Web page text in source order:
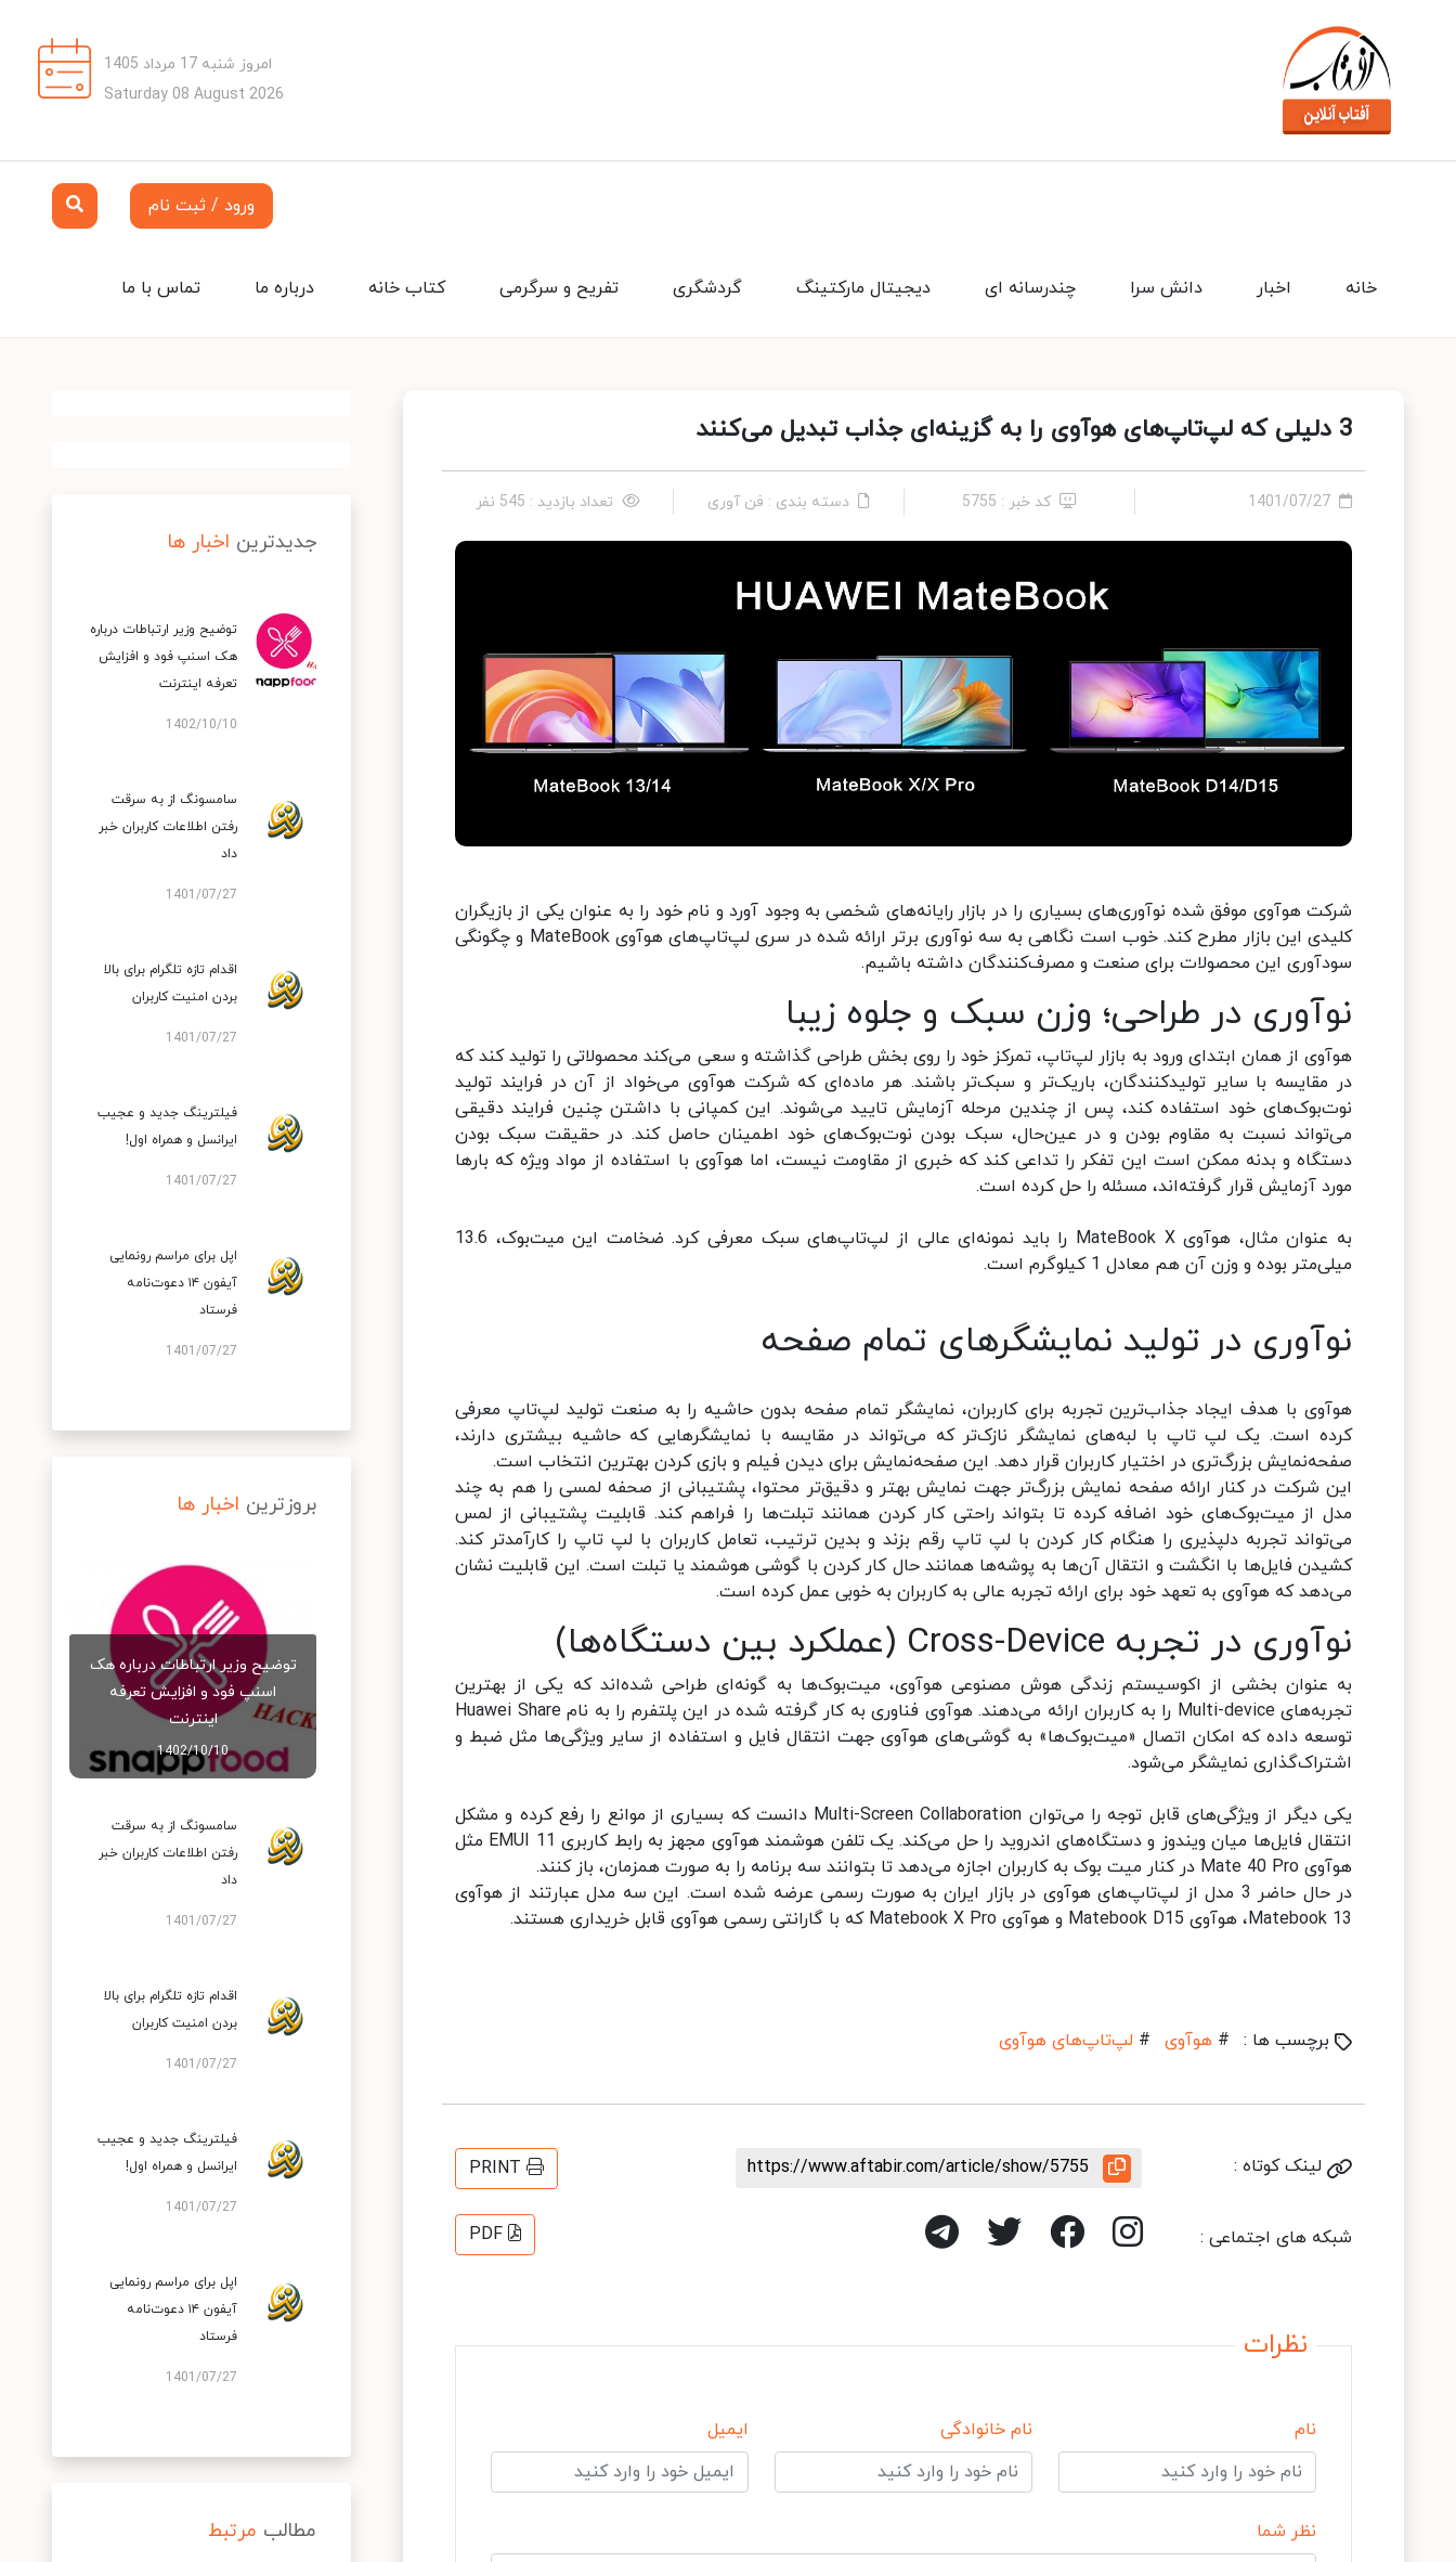
امروز شنبه 17 مرداد 1405
Saturday 08 August 2026
ورود / ثبت نام
تماس با ما درباره ما کتاب خانه تفریح و سرگرمی گردشگری دیجیتال مارکتینگ چندرسانه ای دانش سرا اخبار خانه
3 دلیلی که لپ‌تاپ‌های هوآوی را به گزینه‌ای جذاب تبدیل می‌کنند
1401/07/27 کد خبر : 5755 دسته بندی : فن آوری تعداد بازدید : 545 نفر
شرکت هوآوی موفق شده نوآوری‌های بسیاری را در بازار رایانه‌های شخصی به وجود آورد و نام خود را به عنوان یکی از بازیگران
کلیدی این بازار مطرح کند. خوب است نگاهی به سه نوآوری برتر ارائه شده در سری لپ‌تاپ‌های هوآوی MateBook و چگونگی
سودآوری این محصولات برای صنعت و مصرف‌کنندگان داشته باشیم.
نوآوری در طراحی؛ وزن سبک و جلوه زیبا
هوآوی از همان ابتدای ورود به بازار لپ‌تاپ، تمرکز خود را روی بخش طراحی گذاشته و سعی می‌کند محصولاتی را تولید کند که
در مقایسه با سایر تولیدکنندگان، باریک‌تر و سبک‌تر باشند. هر ماده‌ای که شرکت هوآوی می‌خواد از آن در فرایند تولید
نوت‌بوک‌های خود استفاده کند، پس از چندین مرحله آزمایش تایید می‌شوند. این کمپانی با داشتن چنین فرایند دقیقی
می‌تواند نسبت به مقاوم بودن و در عین‌حال، سبک بودن نوت‌بوک‌های خود اطمینان حاصل کند. در حقیقت سبک بودن
دستگاه و بدنه ممکن است این تفکر را تداعی کند که خبری از مقاومت نیست، اما هوآوی با استفاده از مواد ویژه که بارها
مورد آزمایش قرار گرفته‌اند، مسئله را حل کرده است.
به عنوان مثال، هوآوی MateBook X را باید نمونه‌ای عالی از لپ‌تاپ‌های سبک معرفی کرد. ضخامت این میت‌بوک‌، 13.6
میلی‌متر بوده و وزن آن هم معادل 1 کیلوگرم است.
نوآوری در تولید نمایشگرهای تمام صفحه
هوآوی با هدف ایجاد جذاب‌ترین تجربه برای کاربران، نمایشگر تمام صفحه بدون حاشیه را به صنعت تولید لپ‌تاپ‌ معرفی
کرده است. یک لپ تاپ با لبه‌های نمایشگر نازک‌تر که می‌تواند در مقایسه با نمایشگرهایی که حاشیه بیشتری دارند،
صفحه‌نمایش بزرگ‌تری در اختیار کاربران قرار دهد. این صفحه‌نمایش برای دیدن فیلم و بازی کردن بهترین انتخاب است.
این شرکت در کنار ارائه صفحه نمایش بزرگ‌تر جهت نمایش بهتر و دقیق‌تر محتوا، پشتیبانی از صحفه لمسی را هم به چند
مدل از میت‌بوک‌های خود اضافه کرده تا بتواند راحتی کار کردن همانند تبلت‌ها را فراهم کند. قابلیت پشتیبانی از لمس
می‌تواند تجربه دلپذیری را هنگام کار کردن با لپ تاپ رقم بزند و بدین ترتیب، تعامل کاربران با لپ تاپ را کارآمدتر کند.
کشیدن فایل‌ها با انگشت و انتقال آن‌ها به پوشه‌ها همانند حال کار کردن با گوشی هوشمند یا تبلت است. این قابلیت نشان
می‌دهد که هوآوی به تعهد خود برای ارائه تجربه عالی به کاربران به خوبی عمل کرده است.
نوآوری در تجربه Cross-Device (عملکرد بین دستگاه‌ها)
به عنوان بخشی از اکوسیستم زندگی هوش مصنوعی هوآوی، میت‌بوک‌ها به گونه‌ای طراحی شده‌اند که یکی از بهترین
تجربه‌های Multi-device را به کاربران ارائه می‌دهند. هوآوی فناوری به کار گرفته شده در این پلتفرم را به نام Huawei Share
توسعه داده که امکان اتصال «میت‌بوک‌ها» به گوشی‌های هوآوی جهت انتقال فایل و استفاده از سایر ویژگی‌ها مثل ضبط و
اشتراک‌گذاری نمایشگر می‌شود.
یکی دیگر از ویژگی‌های قابل توجه را می‌توان Multi-Screen Collaboration دانست که بسیاری از موانع را رفع کرده و مشکل
انتقال فایل‌ها میان ویندوز و دستگاه‌های اندروید را حل می‌کند. یک تلفن هوشمند هوآوی مجهز به رابط کاربری EMUI 11 مثل
هوآوی Mate 40 Pro در کنار میت بوک به کاربران اجازه می‌دهد تا بتوانند سه برنامه را به صورت همزمان، باز کنند.
در حال حاضر 3 مدل از لپ‌تاپ‌های هوآوی در بازار ایران به صورت رسمی عرضه شده است. این سه مدل عبارتند از هوآوی
Matebook 13، هوآوی Matebook D15 و هوآوی Matebook X Pro که با گارانتی رسمی هوآوی قابل خریداری هستند.
برچسب ها : # هوآوی # لپ‌تاپ‌های هوآوی
لینک کوتاه : https://www.aftabir.com/article/show/5755
PRINT
شبکه های اجتماعی : PDF
نظرات
نام نام خانوادگی ایمیل
نظر شما
جدیدترین اخبار ها
توضیح وزیر ارتباطات درباره
هک اسنپ‌ فود و افزایش
تعرفه اینترنت
1402/10/10
سامسونگ از به سرقت
رفتن اطلاعات کاربران خبر
داد
1401/07/27
اقدام تازه تلگرام برای بالا
بردن امنیت کاربران
1401/07/27
فیلترینگ جدید و عجیب
ایرانسل و همراه اول!
1401/07/27
اپل برای مراسم رونمایی
آیفون ۱۴ دعوت‌نامه
فرستاد
1401/07/27
بروزترین اخبار ها
توضیح وزیر ارتباطات درباره هک
اسنپ‌ فود و افزایش تعرفه
اینترنت
1402/10/10
سامسونگ از به سرقت
رفتن اطلاعات کاربران خبر
داد
1401/07/27
اقدام تازه تلگرام برای بالا
بردن امنیت کاربران
1401/07/27
فیلترینگ جدید و عجیب
ایرانسل و همراه اول!
1401/07/27
اپل برای مراسم رونمایی
آیفون ۱۴ دعوت‌نامه
فرستاد
1401/07/27
مطالب مرتبط